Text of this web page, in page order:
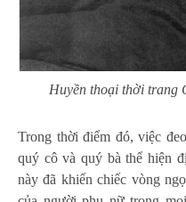
Huyền thoại thời trang
Trong thời điểm đó, việc
quý cô và quý bà thể hiện
này đã khiến chiếc vòng